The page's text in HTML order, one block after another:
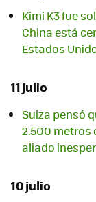
Kimi K3 fue
China está
Estados
11 julio
Suiza pensó
2.500 metros
aliado
10 julio